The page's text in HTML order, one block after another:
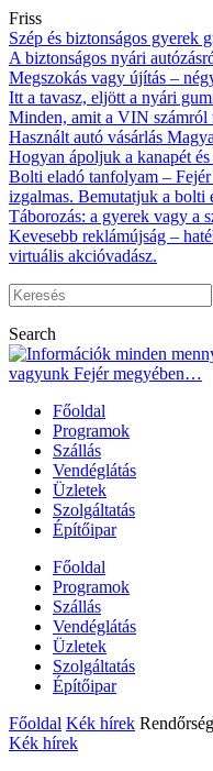
Friss
Szép és biztonságos gyerek
A biztonságos nyári
Megszokás vagy újítás –
Itt a tavasz, eljött a nyári
Minden, amit a VIN számról
Használt autó vásárlás
Hogyan ápoljuk a kanapét
Bolti eladó tanfolyam –
izgalmas. Bemutatjuk a bolti
Táborozás: a gyerek vagy a
Kevesebb reklámújság –
virtuális akcióvadász.
Search
Főoldal
Programok
Szállás
Vendéglátás
Üzletek
Szolgáltatás
Építőipar
Főoldal
Programok
Szállás
Vendéglátás
Üzletek
Szolgáltatás
Építőipar
Főoldal Kék hírek
Kék hírek